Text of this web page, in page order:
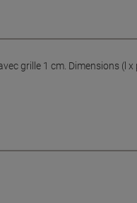
grille 1 cm. Dimensions (l x